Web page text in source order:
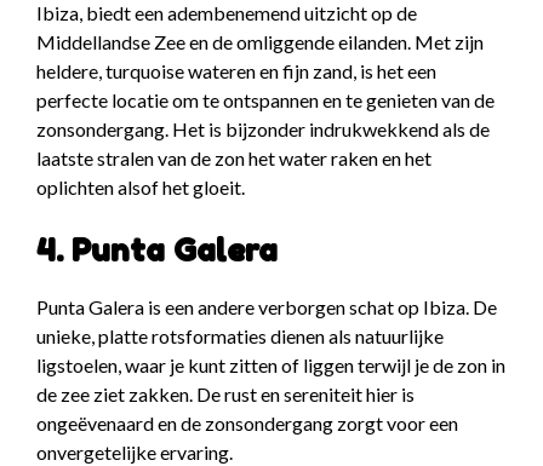
Ibiza, biedt een adembenemend uitzicht op de
Middellandse Zee en de omliggende eilanden. Met zijn
heldere, turquoise wateren en fijn zand, is het een
perfecte locatie om te ontspannen en te genieten van de
zonsondergang. Het is bijzonder indrukwekkend als de
laatste stralen van de zon het water raken en het
oplichten alsof het gloeit.
4. Punta Galera
Punta Galera is een andere verborgen schat op Ibiza. De
unieke, platte rotsformaties dienen als natuurlijke
ligstoelen, waar je kunt zitten of liggen terwijl je de zon in
de zee ziet zakken. De rust en sereniteit hier is
ongeëvenaard en de zonsondergang zorgt voor een
onvergetelijke ervaring.